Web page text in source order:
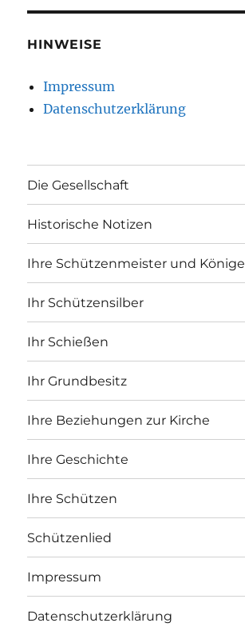
HINWEISE
Impressum
Datenschutzerklärung
Die Gesellschaft
Historische Notizen
Ihre Schützenmeister und Könige
Ihr Schützensilber
Ihr Schießen
Ihr Grundbesitz
Ihre Beziehungen zur Kirche
Ihre Geschichte
Ihre Schützen
Schützenlied
Impressum
Datenschutzerklärung